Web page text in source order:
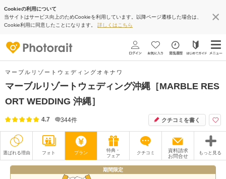
Cookieの利用について
当サイトはサービス向上のためCookieを利用しています。以降ページ遷移した場合は、
Cookie利用に同意したことになります。 詳しくはこちら
マーブルリゾートウェディングオキナワ
マーブルリゾートウェディング沖縄［MARBLE RES
ORT WEDDING 沖縄］
4.7 344件 クチコミを書く
選ばれる理由 フォト プラン
特典・
フェア
クチコミ
資料請求
お問合せ
もっと見る
期間限定